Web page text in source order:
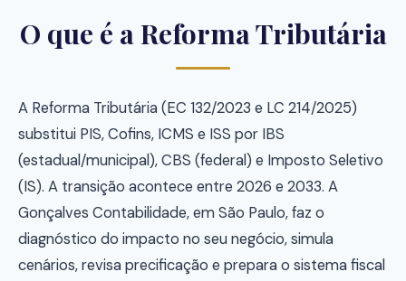
O que é a Reforma Tributária
A Reforma Tributária (EC 132/2023 e LC 214/2025)
substitui PIS, Cofins, ICMS e ISS por IBS
(estadual/municipal), CBS (federal) e Imposto Seletivo
(IS). A transição acontece entre 2026 e 2033. A
Gonçalves Contabilidade, em São Paulo, faz o
diagnóstico do impacto no seu negócio, simula
cenários, revisa precificação e prepara o sistema fiscal